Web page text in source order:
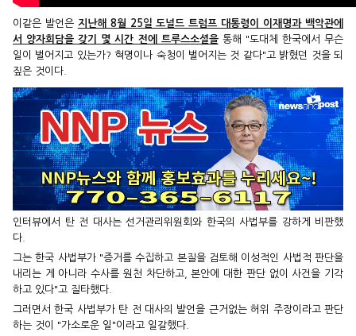
이같은 발언은 지난해 8월 25일 도널드 트럼프 대통령이 이재명과 백악관에
서 양자회담을 갖기 몇 시간 전에 트루스소셜을통해 "도대체 한국에서 무슨
일이 벌어지고 있는가? 혁명이나 숙청이 벌어지는 것 같다"고 밝혔던 것을 되
짚은 것이다.
인터뷰에서 탄 전 대사는 선거관리위원회와 한국의 사법부를 강하게 비판했
다.
그는 한국 사법부가 "증거를 수집하고 본질을 검토해 이성적인 사법적 판단을
내리는 게 아니라 수사를 원천 차단하고, 본안에 대한 판단 없이 사건을 기각
하고 있다"고 질타했다.
그러면서 한국 사법부가 탄 전 대사의 발언을 근거없는 허위 주장이라고 판단
하는 것이 "가소로운 일"이라고 일갈했다.